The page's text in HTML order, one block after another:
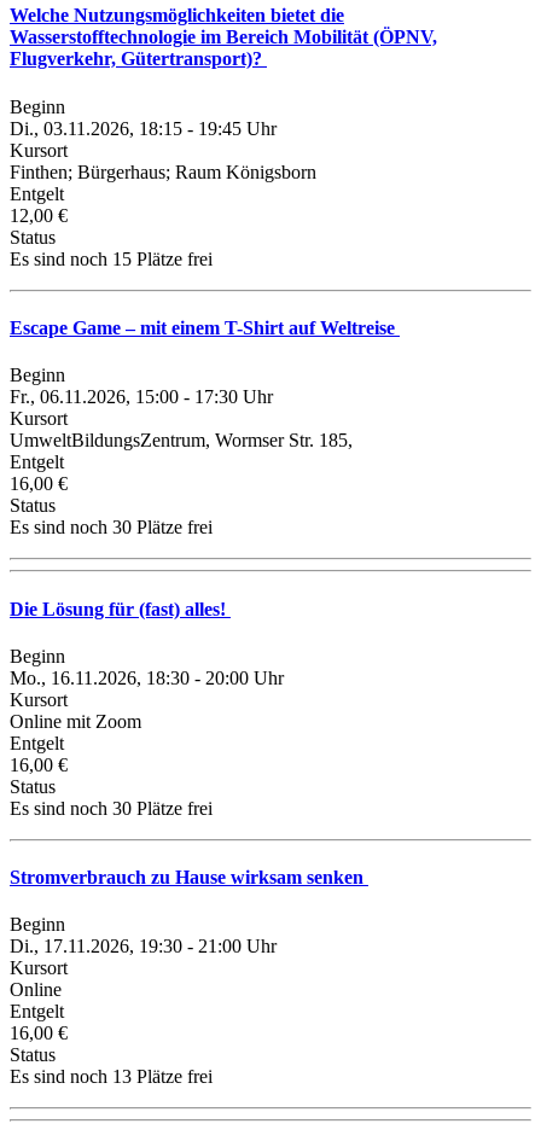
Welche Nutzungsmöglichkeiten bietet die
Wasserstofftechnologie im Bereich Mobilität (ÖPNV,
Flugverkehr, Gütertransport)?
Beginn
Di., 03.11.2026, 18:15 - 19:45 Uhr
Kursort
Finthen; Bürgerhaus; Raum Königsborn
Entgelt
12,00 €
Status
Es sind noch 15 Plätze frei
Escape Game – mit einem T-Shirt auf Weltreise
Beginn
Fr., 06.11.2026, 15:00 - 17:30 Uhr
Kursort
UmweltBildungsZentrum, Wormser Str. 185,
Entgelt
16,00 €
Status
Es sind noch 30 Plätze frei
Die Lösung für (fast) alles!
Beginn
Mo., 16.11.2026, 18:30 - 20:00 Uhr
Kursort
Online mit Zoom
Entgelt
16,00 €
Status
Es sind noch 30 Plätze frei
Stromverbrauch zu Hause wirksam senken
Beginn
Di., 17.11.2026, 19:30 - 21:00 Uhr
Kursort
Online
Entgelt
16,00 €
Status
Es sind noch 13 Plätze frei